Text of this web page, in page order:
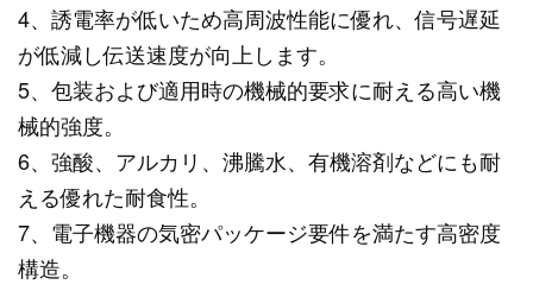
4、誘電率が低いため高周波性能に優れ、信号遅延
が低減し伝送速度が向上します。
5、包装および適用時の機械的要求に耐える高い機
械的強度。
6、強酸、アルカリ、沸騰水、有機溶剤などにも耐
える優れた耐食性。
7、電子機器の気密パッケージ要件を満たす高密度
構造。